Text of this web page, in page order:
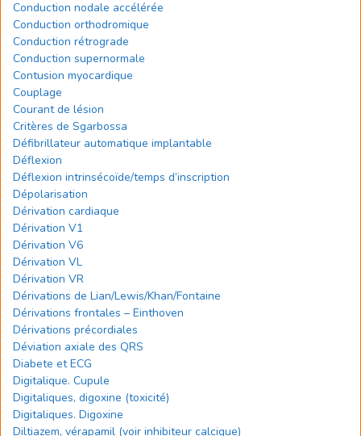
Conduction nodale accélérée
Conduction orthodromique
Conduction rétrograde
Conduction supernormale
Contusion myocardique
Couplage
Courant de lésion
Critères de Sgarbossa
Défibrillateur automatique implantable
Déflexion
Déflexion intrinsécoïde/temps d’inscription
Dépolarisation
Dérivation cardiaque
Dérivation V1
Dérivation V6
Dérivation VL
Dérivation VR
Dérivations de Lian/Lewis/Khan/Fontaine
Dérivations frontales – Einthoven
Dérivations précordiales
Déviation axiale des QRS
Diabete et ECG
Digitalique. Cupule
Digitaliques, digoxine (toxicité)
Digitaliques. Digoxine
Diltiazem, vérapamil (voir inhibiteur calcique)